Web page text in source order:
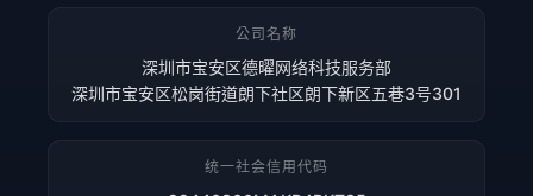
公司名称
深圳市宝安区德曜网络科技服务部
深圳市宝安区松岗街道朗下社区朗下新区五巷3号301
统一社会信用代码